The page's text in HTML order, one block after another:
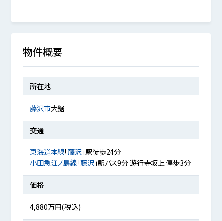
物件概要
所在地
藤沢市大鋸
交通
東海道本線「藤沢 」駅徒歩24分
小田急江ノ島線「藤沢 」駅バス9分 遊行寺坂上 停歩3分
価格
4,880万円(税込)